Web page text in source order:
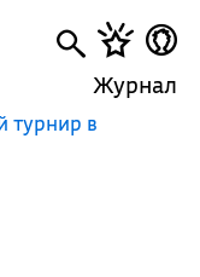
Журнал
турнир в